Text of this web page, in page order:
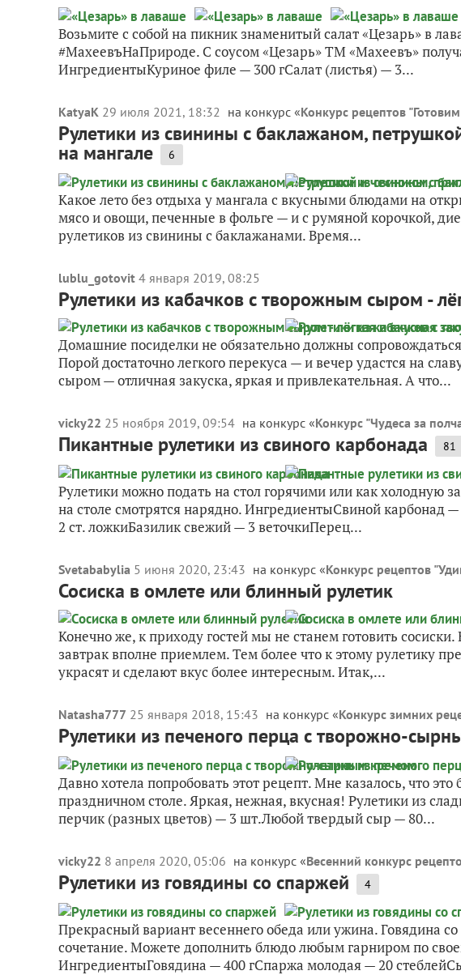
Возьмите с собой на пикник знаменитый салат «Цезарь» в
#МахеевъНаПрироде. С соусом «Цезарь» ТМ «Махеевъ»
ИнгредиентыКуриное филе — 300 гСалат (листья) — 3...
KatyaK 29 июля 2021, 18:32 на конкурс «Конкурс рецептов
Рулетики из свинины с баклажаном,
на мангале 6
Какое лето без отдыха у мангала с вкусными блюдами на
мясо и овощи, печенные в фольге — и с румяной корочкой,
рулетиков из свинины с баклажанами. Время...
lublu_gotovit 4 января 2019, 08:25
Рулетики из кабачков с творожным сыром -
Домашние посиделки не обязательно должны
Порой достаточно легкого перекуса — и вечер удастся на
сыром — отличная закуска, яркая и привлекательная. А что...
vicky22 25 ноября 2019, 09:54 на конкурс «Конкурс "Чудеса за
Пикантные рулетики из свиного карбонада 81
Рулетики можно подать на стол горячими или как холодную
на столе смотрятся нарядно. ИнгредиентыСвиной карбонад
2 ст. ложкиБазилик свежий — 3 веточкиПерец...
Svetababylia 5 июня 2020, 23:43 на конкурс «Конкурс рецептов
Сосиска в омлете или блинный рулетик
Конечно же, к приходу гостей мы не станем готовить
завтрак вполне приемлем. Тем более что к этому рулетику
украсят и сделают вкус более интересным. Итак,...
Natasha777 25 января 2018, 15:43 на конкурс «Конкурс зимних
Рулетики из печеного перца с творожно-
Давно хотела попробовать этот рецепт. Мне казалось, что
праздничном столе. Яркая, нежная, вкусная! Рулетики из
перчик (разных цветов) — 3 шт.Любой твердый сыр — 80...
vicky22 8 апреля 2020, 05:06 на конкурс «Весенний конкурс
Рулетики из говядины со спаржей 4
Прекрасный вариант весеннего обеда или ужина. Говядина
сочетание. Можете дополнить блюдо любым гарниром по
ИнгредиентыГовядина — 400 гСпаржа молодая — 20